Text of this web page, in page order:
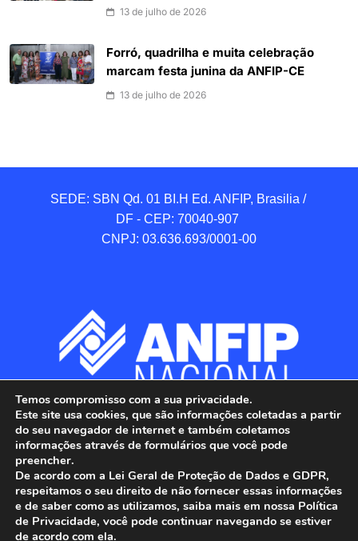
13 de julho de 2026
Forró, quadrilha e muita celebração
marcam festa junina da ANFIP-CE
13 de julho de 2026
SEDE: SBN Qd. 01 BI.H Ed. ANFIP, Brasilia /
DF - CEP: 70040-907
CNPJ: 03.636.693/0001-00
ANFIP - Associação Nacional dos Auditores
Temos compromisso com a sua privacidade.
Este site usa cookies, que são informações coletadas a partir
do seu navegador de internet e também coletamos
informações através de formulários que você pode
preencher.
De acordo com a Lei Geral de Proteção de Dados e GDPR,
respeitamos o seu direito de não fornecer essas informações
e de saber como as utilizamos, saiba mais em nossa Política
de Privacidade, você pode continuar navegando se estiver
de acordo com ela.